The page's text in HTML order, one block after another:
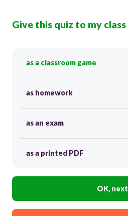
Give this quiz to my class
as a classroom game
as homework
as an exam
as a printed PDF
OK, next